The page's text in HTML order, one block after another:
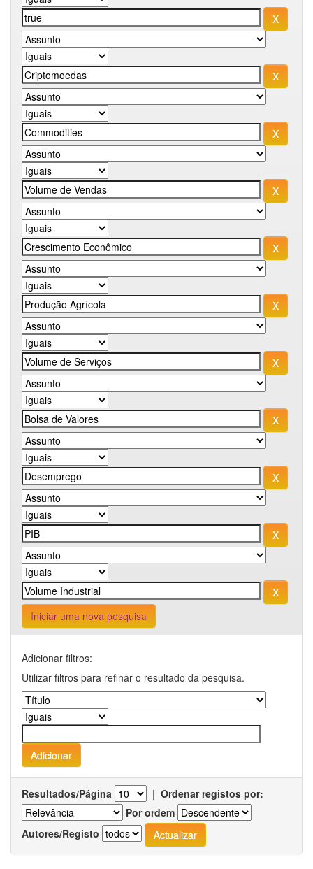
Iniciar uma nova pesquisa
Adicionar filtros:
Utilizar filtros para refinar o resultado da pesquisa.
Resultados/Página | Ordenar registos por:
Por ordem
Autores/Registo